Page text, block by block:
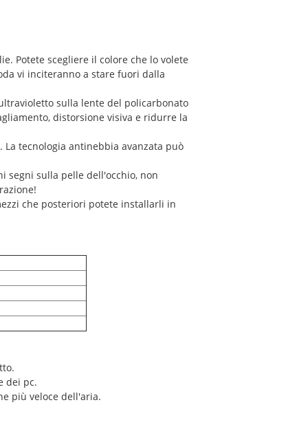
Potete scegliere il colore che lo volete
vi inciteranno a stare fuori dalla
sulla lente del policarbonato
distorsione visiva e ridurre la
tecnologia antinebbia avanzata può
segni sulla pelle dell'occhio, non
che posteriori potete installarli in
dei pc.
più veloce dell'aria.